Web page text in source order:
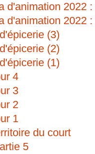
d'animation 2022
d'animation 2022
(3)
(2)
(1)
4
3
2
1
du court
5